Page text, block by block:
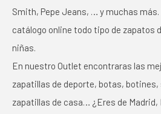
Smith, Pepe Jeans, … y muchas
catálogo online todo tipo de zapatos
niñas.
En nuestro Outlet encontraras las
zapatillas de deporte, botas,
zapatillas de casa… ¿Eres de